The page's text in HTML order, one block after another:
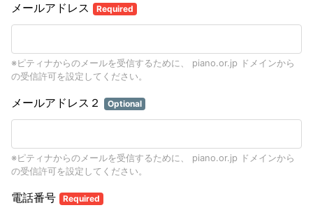
メールアドレス Required
※ピティナからのメールを受信するために、 piano.or.jp ドメインから
の受信許可を設定してください。
メールアドレス２ Optional
※ピティナからのメールを受信するために、 piano.or.jp ドメインから
の受信許可を設定してください。
電話番号 Required